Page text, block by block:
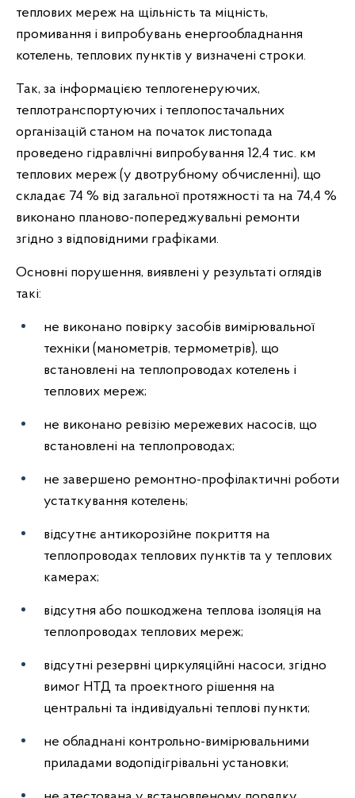
теплових мереж на щільність та міцність,
промивання і випробувань енергообладнання
котелень, теплових пунктів у визначені строки.
Так, за інформацією теплогенеруючих,
теплотранспортуючих і теплопостачальних
організацій станом на початок листопада
проведено гідравлічні випробування 12,4 тис. км
теплових мереж (у двотрубному обчисленні), що
складає 74 % від загальної протяжності та на 74,4 %
виконано планово-попереджувальні ремонти
згідно з відповідними графіками.
Основні порушення, виявлені у результаті оглядів
такі:
не виконано повірку засобів вимірювальної
техніки (манометрів, термометрів), що
встановлені на теплопроводах котелень і
теплових мереж;
не виконано ревізію мережевих насосів, що
встановлені на теплопроводах;
не завершено ремонтно-профілактичні роботи
устаткування котелень;
відсутнє антикорозійне покриття на
теплопроводах теплових пунктів та у теплових
камерах;
відсутня або пошкоджена теплова ізоляція на
теплопроводах теплових мереж;
відсутні резервні циркуляційні насоси, згідно
вимог НТД та проектного рішення на
центральні та індивідуальні теплові пункти;
не обладнані контрольно-вимірювальними
приладами водопідігрівальні установки;